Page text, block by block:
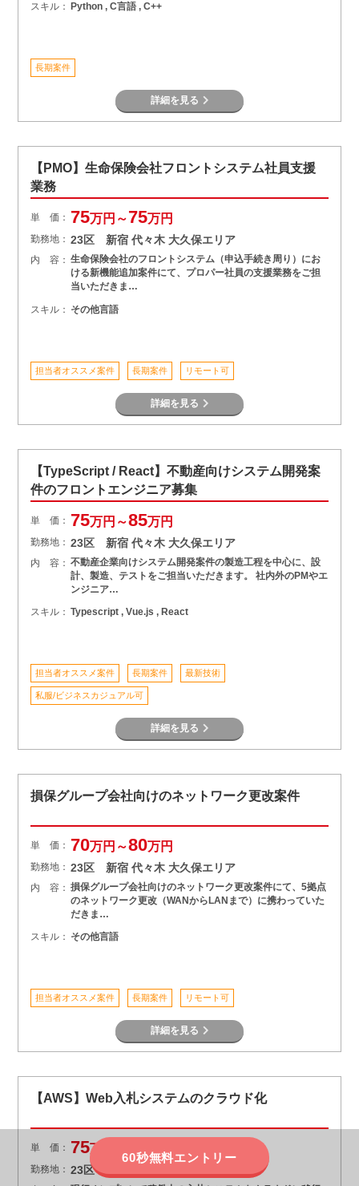
スキル： Python , C言語 , C++
長期案件
詳細を見る
【PMO】生命保険会社フロントシステム社員支援
業務
単 価： 75万円～75万円
勤務地： 23区 新宿 代々木 大久保エリア
内 容： 生命保険会社のフロントシステム（申込手続き周り）にお
ける新機能追加案件にて、プロパー社員の支援業務をご担
当いただきま…
スキル： その他言語
担当者オススメ案件 長期案件 リモート可
詳細を見る
【TypeScript / React】不動産向けシステム開発案
件のフロントエンジニア募集
単 価： 75万円～85万円
勤務地： 23区 新宿 代々木 大久保エリア
内 容： 不動産企業向けシステム開発案件の製造工程を中心に、設
計、製造、テストをご担当いただきます。 社内外のPMやエ
ンジニア…
スキル： Typescript , Vue.js , React
担当者オススメ案件 長期案件 最新技術
私服/ビジネスカジュアル可
詳細を見る
損保グループ会社向けのネットワーク更改案件
単 価： 70万円～80万円
勤務地： 23区 新宿 代々木 大久保エリア
内 容： 損保グループ会社向けのネットワーク更改案件にて、5拠点
のネットワーク更改（WANからLANまで）に携わっていた
だきま…
スキル： その他言語
担当者オススメ案件 長期案件 リモート可
詳細を見る
【AWS】Web入札システムのクラウド化
単 価： 75万円～ 85 万円
勤務地： 23区 新宿 代々木 大久保エリア
60秒無料エントリー